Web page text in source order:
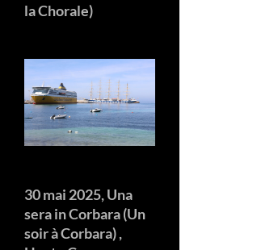
la Chorale)
30 mai 2025, Una
sera in Corbara (Un
soir à Corbara) ,